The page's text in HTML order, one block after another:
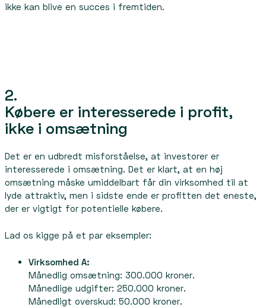
ikke kan blive en succes i fremtiden.
2.
Købere er interesserede i profit,
ikke i omsætning
Det er en udbredt misforståelse, at investorer er
interesserede i omsætning. Det er klart, at en høj
omsætning måske umiddelbart får din virksomhed til at
lyde attraktiv, men i sidste ende er profitten det eneste,
der er vigtigt for potentielle købere.
Lad os kigge på et par eksempler:
Virksomhed A:
Månedlig omsætning: 300.000 kroner.
Månedlige udgifter: 250.000 kroner.
Månedligt overskud: 50.000 kroner.